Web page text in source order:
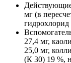
мг (в
гидрохлорид
27,4 мг,
25,0 мг,
(К 30) 19 %,